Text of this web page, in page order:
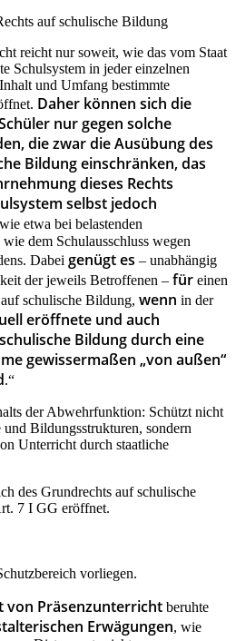
auf schulische Bildung
reicht nur soweit, wie das vom Staat
Schulsystem in jeder einzelnen
und Umfang bestimmte
Daher können sich die
nur gegen solche
die zwar die Ausübung des
Bildung einschränken, das
dieses Rechts
selbst jedoch
wie etwa bei belastenden
dem Schulausschluss wegen
Dabei genügt es – unabhängig
der jeweils Betroffenen – für einen
schulische Bildung, wenn in der
eröffnete und auch
Bildung durch eine
gewissermaßen „von außen“
.“
der Abwehrfunktion: Schützt nicht
Bildungsstrukturen, sondern
Unterricht durch staatliche
des Grundrechts auf schulische
7 I GG eröffnet.
vorliegen.
von Präsenzunterricht beruhte
Erwägungen, wie